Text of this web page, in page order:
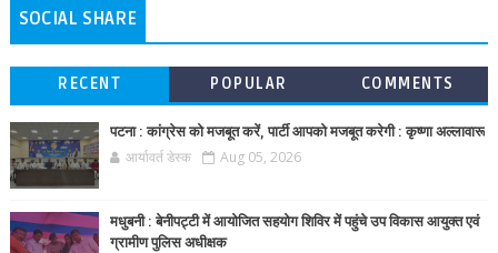
SOCIAL SHARE
RECENT POPULAR COMMENTS
पटना : कांग्रेस को मजबूत करें, पार्टी आपको मजबूत करेगी : कृष्णा अल्लावारू
आर्यावर्त डेस्क Aug 05, 2026
मधुबनी : बेनीपट्टी में आयोजित सहयोग शिविर में पहुंचे उप विकास आयुक्त एवं
ग्रामीण पुलिस अधीक्षक